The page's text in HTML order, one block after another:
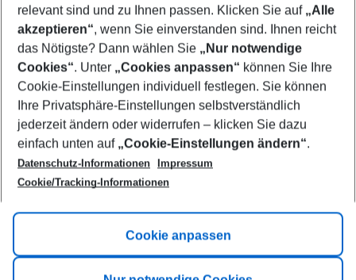
Show more filter
Footer
Footer navigation
Title A
Link A
relevant sind und zu Ihnen passen. Klicken Sie auf „Alle
akzeptieren“, wenn Sie einverstanden sind. Ihnen reicht
das Nötigste? Dann wählen Sie „Nur notwendige
Cookies“. Unter „Cookies anpassen“ können Sie Ihre
Cookie-Einstellungen individuell festlegen. Sie können
Ihre Privatsphäre-Einstellungen selbstverständlich
jederzeit ändern oder widerrufen – klicken Sie dazu
einfach unten auf „Cookie-Einstellungen ändern“.
Datenschutz-Informationen
Impressum
Cookie/Tracking-Informationen
Cookie anpassen